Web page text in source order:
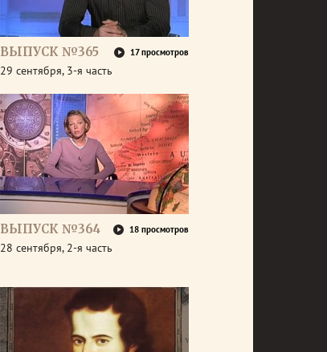
ВЫПУСК №365 17 просмотров
29 сентября, 3-я часть
ВЫПУСК №364 18 просмотров
28 сентября, 2-я часть